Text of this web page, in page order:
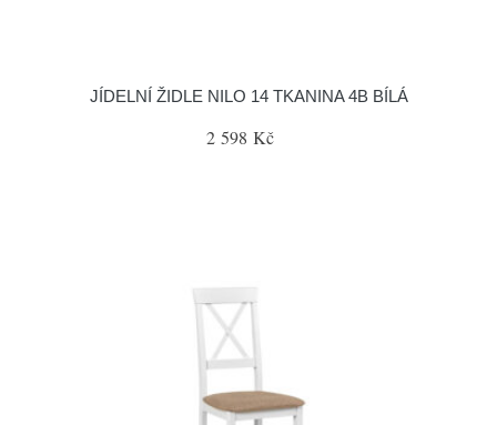
JÍDELNÍ ŽIDLE NILO 14 TKANINA 4B BÍLÁ
2 598 Kč